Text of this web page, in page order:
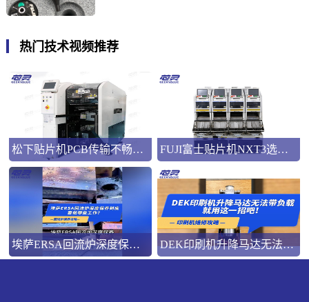
热门技术视频推荐
松下贴片机PCB传输不畅的原因与处理方法 FUJI富士贴片机NXT3选M3 III还是M6三代机？看完这篇告别纠结！
埃萨ERSA回流炉深度保养，到底要做哪些工作？ DEK印刷机升降马达无法带负载就用这一招吧！